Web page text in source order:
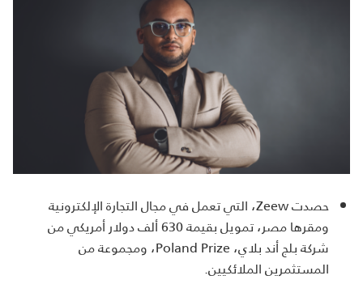
حصدتZeew، التي تعمل في مجال التجارة الإلكترونية
ومقرها مصر، تمويل بقيمة 630 ألف دولار أمريكي من
شركة بلج أند بلاي،Poland Prize، ومجموعة من
المستثمرين الملائكيين.